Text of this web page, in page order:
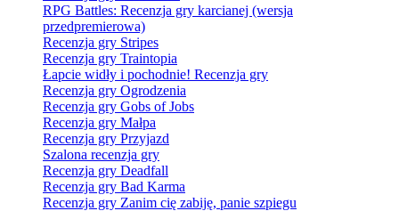
RPG Battles: Recenzja gry karcianej (wersja
przedpremierowa)
Recenzja gry Stripes
Recenzja gry Traintopia
Łapcie widły i pochodnie! Recenzja gry
Recenzja gry Ogrodzenia
Recenzja gry Gobs of Jobs
Recenzja gry Małpa
Recenzja gry Przyjazd
Szalona recenzja gry
Recenzja gry Deadfall
Recenzja gry Bad Karma
Recenzja gry Zanim cię zabiję, panie szpiegu